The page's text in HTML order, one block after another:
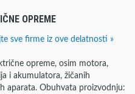
OPREME
sve firme iz ove delatnosti »
opreme, osim motora,
i akumulatora, žičanih
aparata. Obuhvata proizvodnju: